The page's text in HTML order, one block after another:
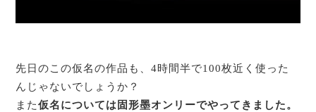
先日のこの仮名の作品も、4時間半で100枚近く使った
んじゃないでしょうか？
また仮名については固形墨オンリーでやってきました。